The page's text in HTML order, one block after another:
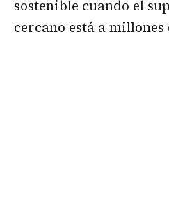
sostenible cuando el
cercano está a